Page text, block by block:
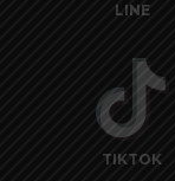
LINE
TIKTOK